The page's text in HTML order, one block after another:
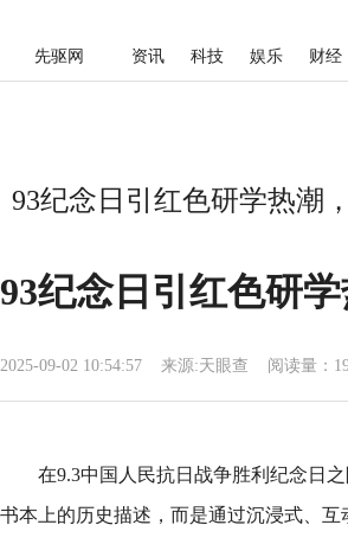
先驱网 资讯 科技 娱乐 财经
93纪念日引红色研学热潮
93纪念日引红色研
2025-09-02 10:54:57 来源:天眼查 阅读量：
在9.3中国人民抗日战争胜利纪念日
书本上的历史描述，而是通过沉浸式、